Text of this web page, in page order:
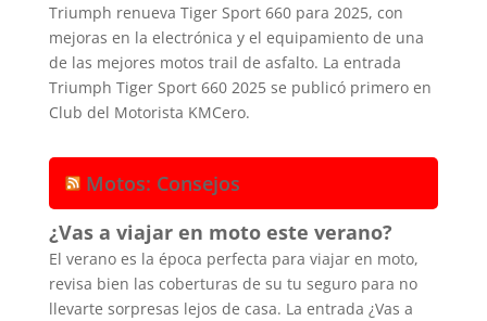
Triumph renueva Tiger Sport 660 para 2025, con
mejoras en la electrónica y el equipamiento de una
de las mejores motos trail de asfalto. La entrada
Triumph Tiger Sport 660 2025 se publicó primero en
Club del Motorista KMCero.
Motos: Consejos
¿Vas a viajar en moto este verano?
El verano es la época perfecta para viajar en moto,
revisa bien las coberturas de su tu seguro para no
llevarte sorpresas lejos de casa. La entrada ¿Vas a